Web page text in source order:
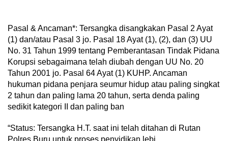
Pasal & Ancaman*: Tersangka disangkakan Pasal 2 Ayat
(1) dan/atau Pasal 3 jo. Pasal 18 Ayat (1), (2), dan (3) UU
No. 31 Tahun 1999 tentang Pemberantasan Tindak Pidana
Korupsi sebagaimana telah diubah dengan UU No. 20
Tahun 2001 jo. Pasal 64 Ayat (1) KUHP. Ancaman
hukuman pidana penjara seumur hidup atau paling singkat
2 tahun dan paling lama 20 tahun, serta denda paling
sedikit kategori II dan paling ban
“Status: Tersangka H.T. saat ini telah ditahan di Rutan